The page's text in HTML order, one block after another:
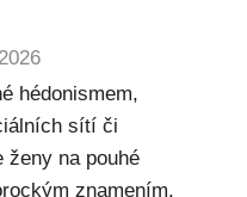
hédonismem,
sítí či
ženy na pouhé
znamením.